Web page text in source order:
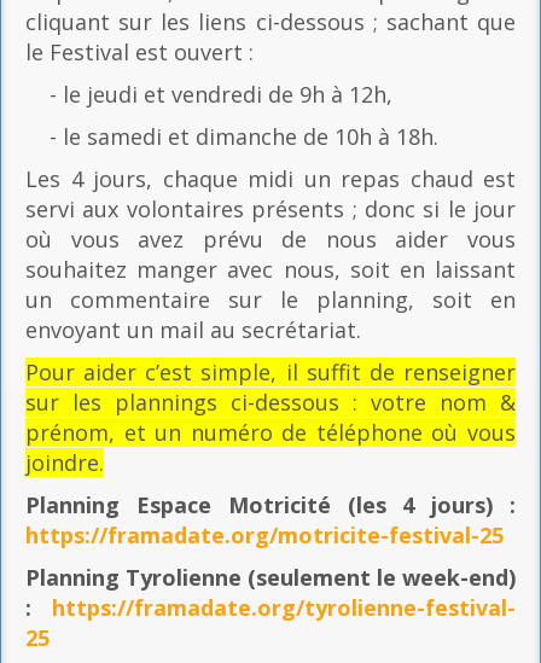
cliquant sur les liens ci-dessous ; sachant que
le Festival est ouvert :
- le jeudi et vendredi de 9h à 12h,
- le samedi et dimanche de 10h à 18h.
Les 4 jours, chaque midi un repas chaud est
servi aux volontaires présents ; donc si le jour
où vous avez prévu de nous aider vous
souhaitez manger avec nous, soit en laissant
un commentaire sur le planning, soit en
envoyant un mail au secrétariat.
Pour aider c’est simple, il suffit de renseigner
sur les plannings ci-dessous : votre nom &
prénom, et un numéro de téléphone où vous
joindre.
Planning Espace Motricité (les 4 jours) :
https://framadate.org/motricite-festival-25
Planning Tyrolienne (seulement le week-end)
: https://framadate.org/tyrolienne-festival-
25